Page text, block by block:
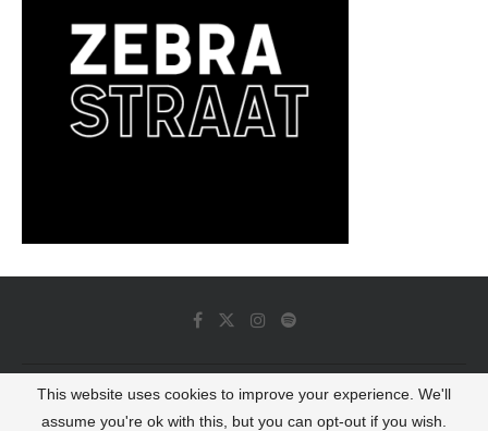
© 2022 - Luminous Dash All Rights Reserved
This website uses cookies to improve your experience. We'll
assume you're ok with this, but you can opt-out if you wish.